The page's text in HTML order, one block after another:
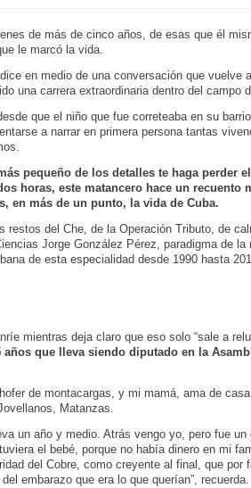
de más de cinco años, de esas que él
le marcó la vida.
en medio de una conversación que vuelve
una carrera extraordinaria dentro del campo
que el niño que fue correteaba en su
a narrar en primera persona tantas
pequeño de los detalles te haga perder
horas, este matancero hace un recuento
en más de un punto, la vida de Cuba.
restos del Che, de la Operación Tributo, de
Jorge González Pérez, paradigma de la
de esta especialidad desde 1990 hasta
mientras deja claro que eso solo “sale a
años que lleva siendo diputado en la
de montacargas, y mi mamá, ama de
Matanzas.
un año y medio. Atrás vengo yo, pero fue un
el bebé, porque no había dinero en mi
del Cobre, como creyente al final, que por
embarazo que era lo que querían”, recuerda.